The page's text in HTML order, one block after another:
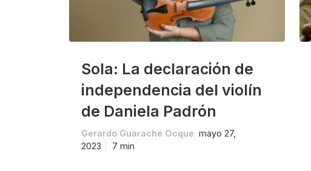
Sola: La declaración de
independencia del violín
de Daniela Padrón
Gerardo Guarache Ocque mayo 27,
2023
7 min